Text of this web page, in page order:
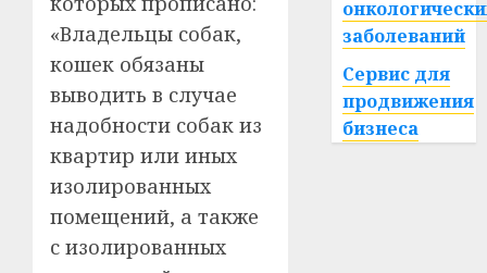
«Владельцы собак,
кошек обязаны
выводить в случае
надобности собак из
квартир или иных
изолированных
помещений, а также
с изолированных
заболеваний
Сервис для
продвижения
бизнеса